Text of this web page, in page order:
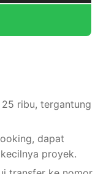
ribu, tergantung
dapat
proyek.